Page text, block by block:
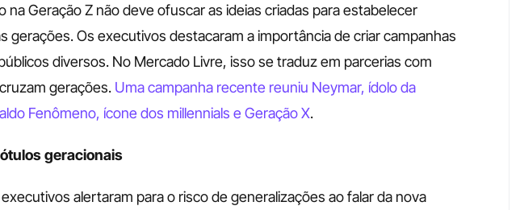
na Geração Z não deve ofuscar as ideias criadas para estabelecer
gerações. Os executivos destacaram a importância de criar campanhas
diversos. No Mercado Livre, isso se traduz em parcerias com
gerações. Uma campanha recente reuniu Neymar, ídolo da
Fenômeno, ícone dos millennials e Geração X.
geracionais
alertaram para o risco de generalizações ao falar da nova